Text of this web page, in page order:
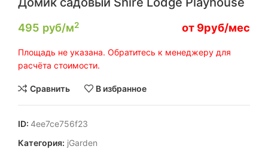
495 руб/м2 от 9руб/мес
Площадь не указана. Обратитесь к менеджеру для
расчёта стоимости.
Сравнить В избранное
ID: 4ee7ce756f23
Категория: jGarden